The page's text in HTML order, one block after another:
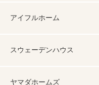
アイフルホーム
スウェーデンハウス
ヤマダホームズ